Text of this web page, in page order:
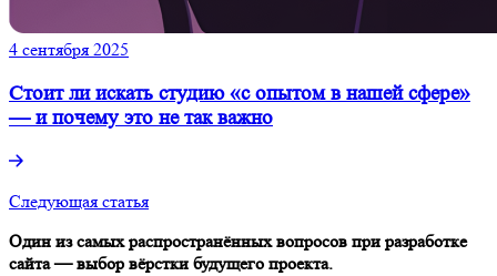
4 сентября 2025
Стоит ли искать студию «с опытом в нашей сфере»
— и почему это не так важно
Следующая статья
Один из самых распространённых вопросов при разработке
сайта — выбор вёрстки будущего проекта.